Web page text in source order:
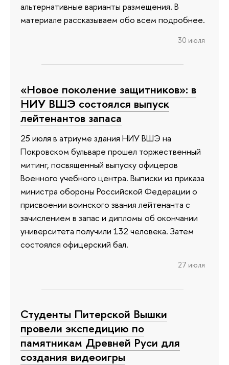
альтернативные варианты размещения. В
материале рассказываем обо всем подробнее.
30 июля
«Новое поколение защитников»: в
НИУ ВШЭ состоялся выпуск
лейтенантов запаса
25 июля в атриуме здания НИУ ВШЭ на
Покровском бульваре прошел торжественный
митинг, посвященный выпуску офицеров
Военного учебного центра. Выписки из приказа
министра обороны Российской Федерации о
присвоении воинского звания лейтенанта с
зачислением в запас и дипломы об окончании
университета получили 132 человека. Затем
состоялся офицерский бал.
27 июля
Студенты Питерской Вышки
провели экспедицию по
памятникам Древней Руси для
создания видеоигры